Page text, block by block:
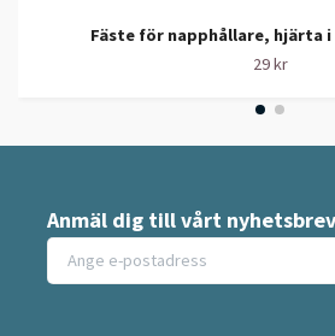
Fäste för napphållare, hjärta
29 kr
Anmäl dig till vårt nyhetsbrev